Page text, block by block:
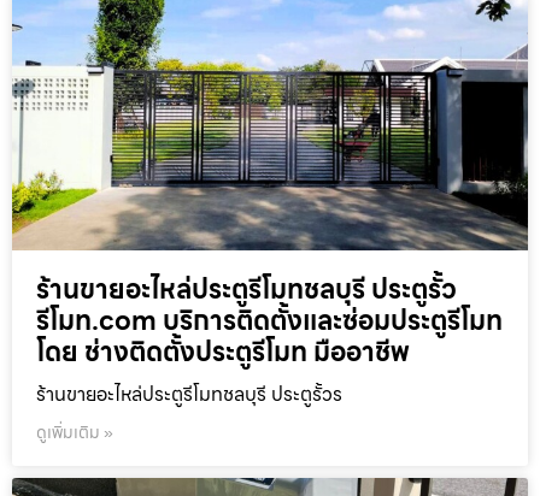
ร้านขายอะไหล่ประตูรีโมทชลบุรี ประตูรั้ว
รีโมท.com บริการติดตั้งและซ่อมประตูรีโมท
โดย ช่างติดตั้งประตูรีโมท มืออาชีพ
ร้านขายอะไหล่ประตูรีโมทชลบุรี ประตูรั้วร
ดูเพิ่มเติม »